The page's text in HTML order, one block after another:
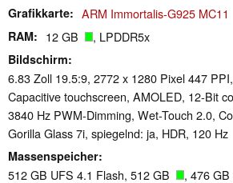
Grafikkarte ARM Immortalis-G925 MC11
RAM 12 GB , LPDDR5x
Bildschirm
6.83 Zoll 19.5:9, 2772 x 1280 Pixel 447 PPI,
Capacitive touchscreen, AMOLED, 12-Bit
3840 Hz PWM-Dimming, Wet-Touch 2.0,
Gorilla Glass 7i, spiegelnd: ja, HDR, 120 Hz
Massenspeicher
512 GB UFS 4.1 Flash, 512 GB , 476